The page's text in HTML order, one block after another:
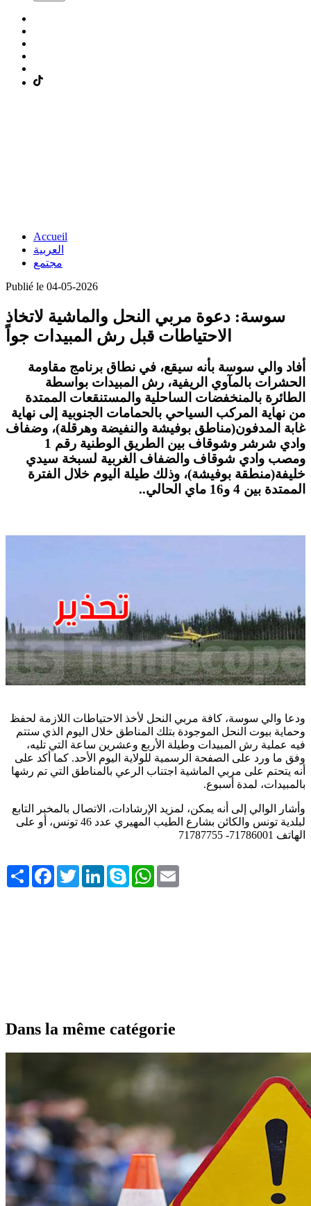
Accueil
العربية
مجتمع
Publié le 04-05-2026
سوسة: دعوة مربي النحل والماشية لاتخاذ
الاحتياطات قبل رش المبيدات جواً
أفاد والي سوسة بأنه سيقع، في نطاق برنامج مقاومة
الحشرات بالمآوي الريفية، رش المبيدات بواسطة
الطائرة بالمنخفضات الساحلية والمستنقعات الممتدة
من نهاية المركب السياحي بالحمامات الجنوبية إلى نهاية
غابة المدفون(مناطق بوفيشة والنفيضة وهرقلة)، وضفاف
وادي شرشر وشوقاف بين الطريق الوطنية رقم 1
ومصب وادي شوقاف والضفاف الغربية لسبخة سيدي
خليفة(منطقة بوفيشة)، وذلك طيلة اليوم خلال الفترة
الممتدة بين 4 و16 ماي الحالي
.
.
ودعا والي سوسة، كافة مربي النحل لأخذ الاحتياطات اللازمة لحفظ
وحماية بيوت النحل الموجودة بتلك المناطق خلال اليوم الذي ستتم
فيه عملية رش المبيدات وطيلة الأربع وعشرين ساعة التي تليه،
وفق ما ورد على الصفحة الرسمية للولاية اليوم الأحد. كما أكد على
أنه يتحتم على مربي الماشية اجتناب الرعي بالمناطق التي تم رشها
بالمبيدات، لمدة أسبوع.
وأشار الوالي إلى أنه يمكن، لمزيد الإرشادات، الاتصال بالمخبر التابع
لبلدية تونس والكائن بشارع الطيب المهيري عدد 46 تونس، أو على
الهاتف 71786001- 71787755
Share FacebookTwitterLinkedInSkype WhatsApp
Dans la même catégorie